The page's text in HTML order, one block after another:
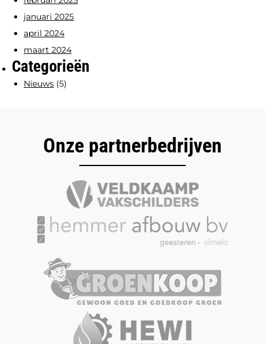
januari 2025
april 2024
maart 2024
Categorieën
Nieuws (5)
Onze partnerbedrijven